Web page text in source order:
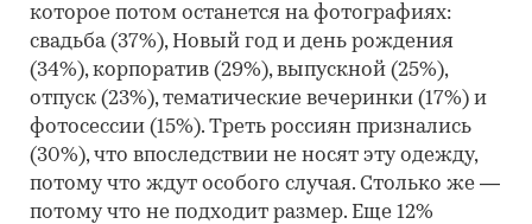
которое потом останется на фотографиях:
свадьба (37%), Новый год и день рождения
(34%), корпоратив (29%), выпускной (25%),
отпуск (23%), тематические вечеринки (17%) и
фотосессии (15%). Треть россиян признались
(30%), что впоследствии не носят эту одежду,
потому что ждут особого случая. Столько же —
потому что не подходит размер. Еще 12%